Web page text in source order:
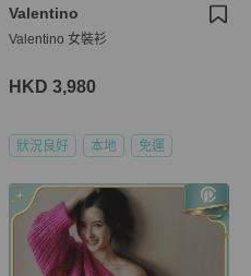
Valentino
Valentino 女裝衫
HKD 3,980
狀況良好 本地 免運